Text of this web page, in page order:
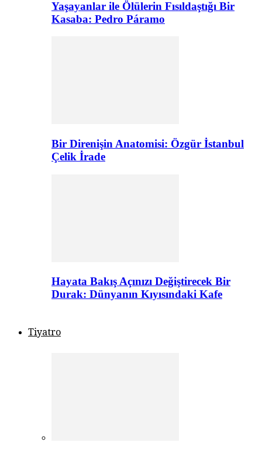
Yaşayanlar ile Ölülerin Fısıldaştığı Bir
Kasaba: Pedro Páramo
Bir Direnişin Anatomisi: Özgür İstanbul
Çelik İrade
Hayata Bakış Açınızı Değiştirecek Bir
Durak: Dünyanın Kıyısındaki Kafe
Tiyatro